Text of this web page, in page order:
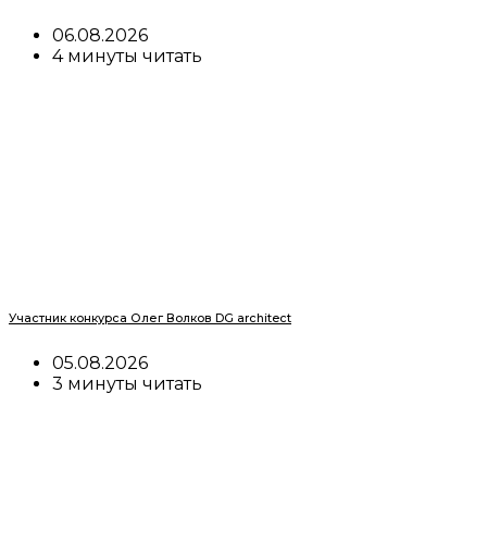
06.08.2026
4 минуты читать
Участник конкурса Олег Волков DG architect
05.08.2026
3 минуты читать